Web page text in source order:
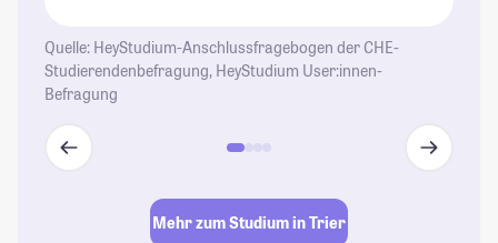
Quelle: HeyStudium-Anschlussfragebogen der CHE-
Studierendenbefragung, HeyStudium User:innen-
Befragung
Mehr zum Studium in Trier